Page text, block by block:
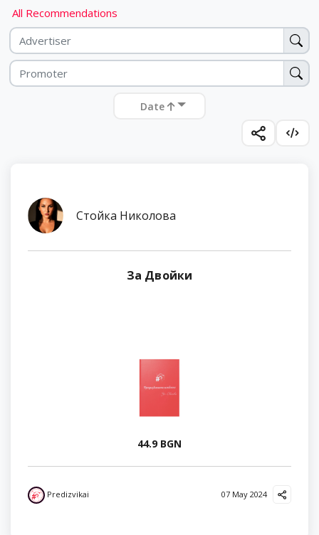
All Recommendations
Date
Стойка Николова
За Двойки
44.9 BGN
Predizvikai 07 May 2024